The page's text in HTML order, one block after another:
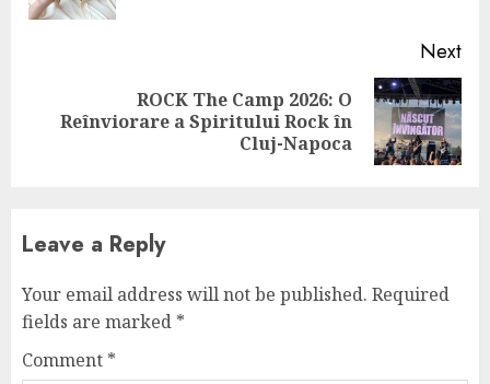
Next
Next
ROCK The Camp 2026: O
Reînviorare a Spiritului Rock în
Cluj-Napoca
Leave a Reply
Your email address will not be published. Required
fields are marked *
Comment *